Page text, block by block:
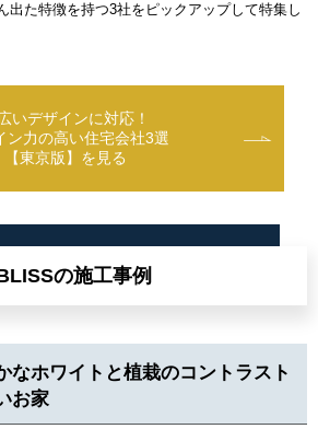
出た特徴を持つ3社をピックアップして特集し
いデザインに対応！
ン力の高い住宅会社3選
【東京版】を見る
の施工事例
なホワイトと植栽のコントラスト
お家